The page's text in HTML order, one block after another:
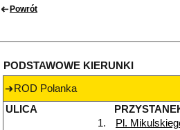
Powrót
PODSTAWOWE KIERUNKI
ROD Polanka
ULICA
1.
Pl.